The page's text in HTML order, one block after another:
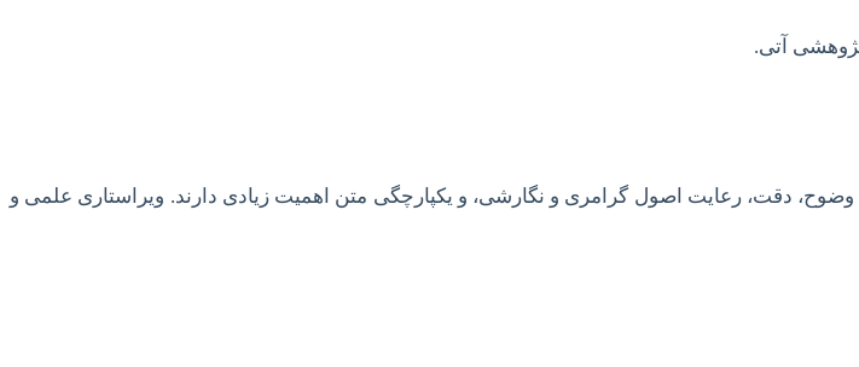
آتی.
دقت، رعایت اصول گرامری و نگارشی، و یکپارچگی متن اهمیت زیادی دارند. ویراستاری علمی و